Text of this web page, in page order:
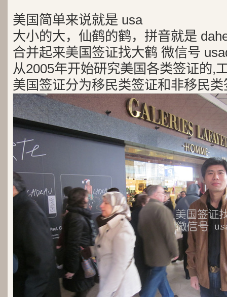
美国简单来说就是 usa
大小的大，仙鹤的鹤，拼音就是
合并起来美国签证找大鹤 微信号
从2005年开始研究美国各类签证的,
美国签证分为移民类签证和非移民